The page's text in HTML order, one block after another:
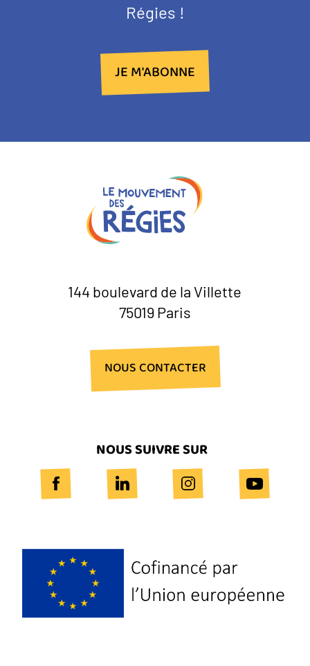
Régies !
JE M'ABONNE
NOUS CONTACTER
144 boulevard de la Villette
75019 Paris
NOUS SUIVRE SUR
Logo
Europe